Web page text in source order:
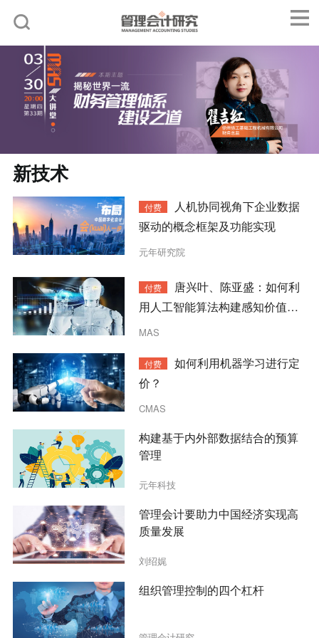
新技术
付费
人机协同视角下企业数据
驱动的概念框架及功能实现
元年研究院
付费
唐兴叶、陈亚盛：如何利
用人工智能算法构建感知价值定
MAS
付费
如何利用机器学习进行定
价？
CMAS
构建基于内外部数据结合的预算
管理
元年科技
管理会计要助力中国经济实现高
质量发展
刘绍娓
组织管理控制的四个杠杆